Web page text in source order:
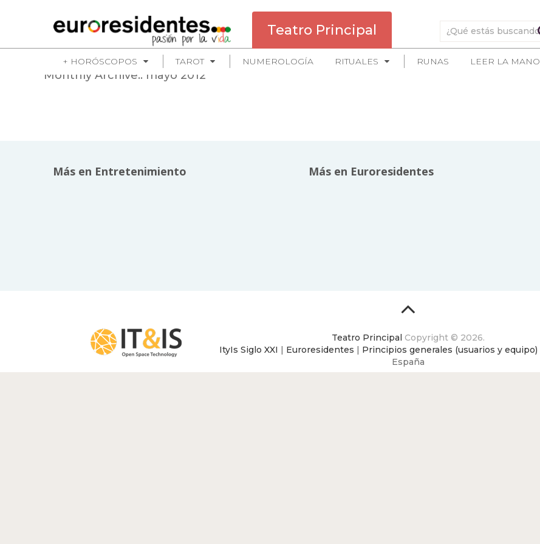
Teatro Principal
+ HORÓSCOPOS TAROT NUMEROLOGÍA RITUALES RUNAS LEER LA MANO
Monthly Archive:: mayo 2012
Más en Entretenimiento Más en Euroresidentes
Teatro Principal Copyright © 2026.
ItyIs Siglo XXI | Euroresidentes | Principios generales (usuarios y equipo)
España